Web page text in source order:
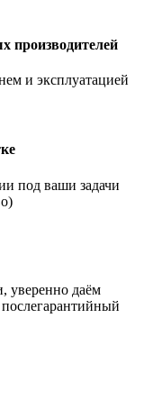
производителей
и эксплуатацией
под ваши задачи
уверенно даём